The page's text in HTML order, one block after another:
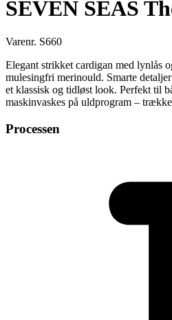
SEVEN SEAS
Varenr. S660
Elegant strikket cardigan med lynlås
mulesingfri merinould. Smarte
et klassisk og tidløst look. Perfekt til
maskinvaskes på uldprogram –
Processen